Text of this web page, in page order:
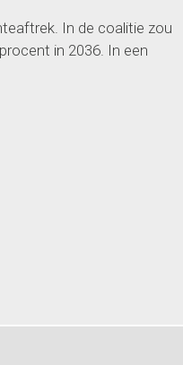
In de coalitie zou
in 2036. In een